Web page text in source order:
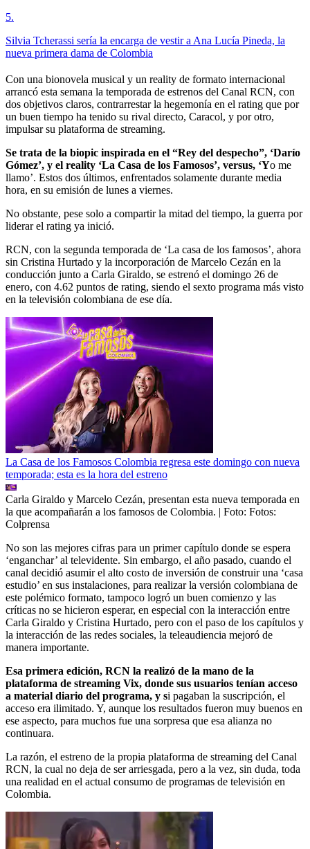
5.
Silvia Tcherassi sería la encarga de vestir a Ana Lucía Pineda, la
nueva primera dama de Colombia
Con una bionovela musical y un reality de formato internacional
arrancó esta semana la temporada de estrenos del Canal RCN, con
dos objetivos claros, contrarrestar la hegemonía en el rating que por
un buen tiempo ha tenido su rival directo, Caracol, y por otro,
impulsar su plataforma de streaming.
Se trata de la biopic inspirada en el “Rey del despecho”, ‘Darío
Gómez’, y el reality ‘La Casa de los Famosos’, versus, ‘Yo me
llamo’. Estos dos últimos, enfrentados solamente durante media
hora, en su emisión de lunes a viernes.
No obstante, pese solo a compartir la mitad del tiempo, la guerra por
liderar el rating ya inició.
RCN, con la segunda temporada de ‘La casa de los famosos’, ahora
sin Cristina Hurtado y la incorporación de Marcelo Cezán en la
conducción junto a Carla Giraldo, se estrenó el domingo 26 de
enero, con 4.62 puntos de rating, siendo el sexto programa más visto
en la televisión colombiana de ese día.
La Casa de los Famosos Colombia regresa este domingo con nueva
temporada; esta es la hora del estreno
Carla Giraldo y Marcelo Cezán, presentan esta nueva temporada en
la que acompañarán a los famosos de Colombia. | Foto: Fotos:
Colprensa
No son las mejores cifras para un primer capítulo donde se espera
‘enganchar’ al televidente. Sin embargo, el año pasado, cuando el
canal decidió asumir el alto costo de inversión de construir una ‘casa
estudio’ en sus instalaciones, para realizar la versión colombiana de
este polémico formato, tampoco logró un buen comienzo y las
críticas no se hicieron esperar, en especial con la interacción entre
Carla Giraldo y Cristina Hurtado, pero con el paso de los capítulos y
la interacción de las redes sociales, la teleaudiencia mejoró de
manera importante.
Esa primera edición, RCN la realizó de la mano de la
plataforma de streaming Vix, donde sus usuarios tenían acceso
a material diario del programa, y si pagaban la suscripción, el
acceso era ilimitado. Y, aunque los resultados fueron muy buenos en
ese aspecto, para muchos fue una sorpresa que esa alianza no
continuara.
La razón, el estreno de la propia plataforma de streaming del Canal
RCN, la cual no deja de ser arriesgada, pero a la vez, sin duda, toda
una realidad en el actual consumo de programas de televisión en
Colombia.